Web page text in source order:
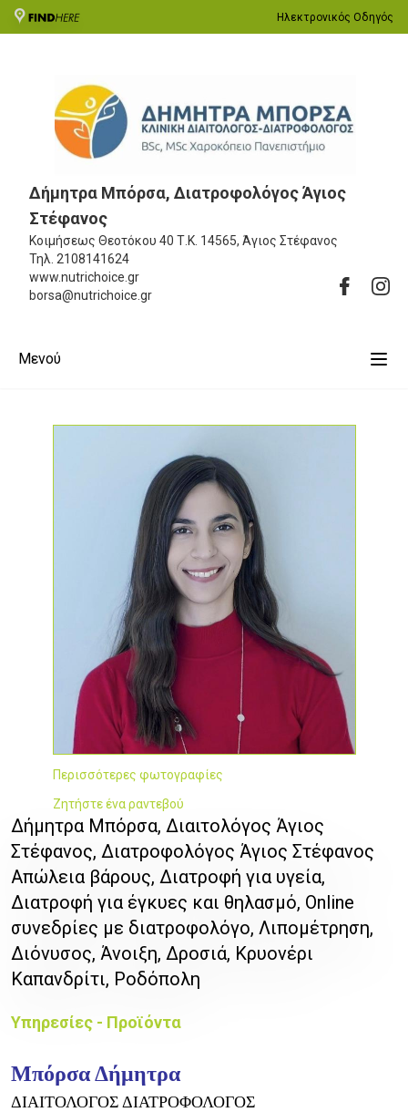
Ηλεκτρονικός Οδηγός
Δήμητρα Μπόρσα, Διατροφολόγος Άγιος
Στέφανος
Κοιμήσεως Θεοτόκου 40 Τ.Κ. 14565, Άγιος Στέφανος
Τηλ. 2108141624
www.nutrichoice.gr
borsa@nutrichoice.gr
Μενού
Περισσότερες φωτογραφίες
Ζητήστε ένα ραντεβού
Δήμητρα Μπόρσα, Διαιτολόγος Άγιος
Στέφανος, Διατροφολόγος Άγιος Στέφανος
Απώλεια βάρους, Διατροφή για υγεία,
Διατροφή για έγκυες και θηλασμό, Online
συνεδρίες με διατροφολόγο, Λιπομέτρηση,
Διόνυσος, Άνοιξη, Δροσιά, Κρυονέρι
Καπανδρίτι, Ροδόπολη
Υπηρεσίες - Προϊόντα
Μπόρσα Δήμητρα
ΔΙΑΙΤΟΛΟΓΟΣ ΔΙΑΤΡΟΦΟΛΟΓΟΣ